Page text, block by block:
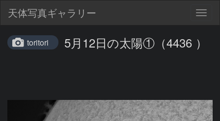
天体写真ギャラリー
toritori 5月12日の太陽①（4436 ）